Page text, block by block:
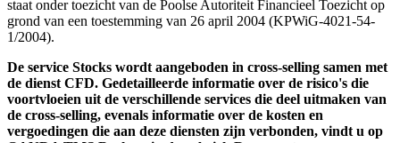
staat onder toezicht van de Poolse Autoriteit Financieel Toezicht op
grond van een toestemming van 26 april 2004 (KPWiG-4021-54-
1/2004).
De service Stocks wordt aangeboden in cross-selling samen met
de dienst CFD. Gedetailleerde informatie over de risico's die
voortvloeien uit de verschillende services die deel uitmaken van
de cross-selling, evenals informatie over de kosten en
vergoedingen die aan deze diensten zijn verbonden, vindt u op